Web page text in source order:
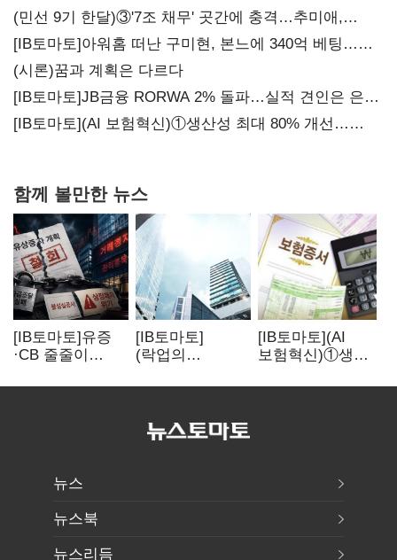
(민선 9기 한달)③'7조 채무' 곳간에 충격…추미애,
20년만에 '비상재정' 선언 승부수
[IB토마토]아워홈 떠난 구미현, 본느에 340억 베팅…
가족 지배체제 구축
(시론)꿈과 계획은 다르다
[IB토마토]JB금융 RORWA 2% 돌파…실적 견인은 은행
아닌 캐피탈
[IB토마토](AI 보험혁신)①생산성 최대 80% 개선…
함께 볼만한 뉴스
[IB토마토]유증
·CB 줄줄이
벌점 급증에 상폐
[IB토마토]
(락업의
뛰자 첫날 매도…
갈렸다
[IB토마토](AI
보험혁신)①생산
개선…현실은
뉴스
뉴스북
뉴스리듬